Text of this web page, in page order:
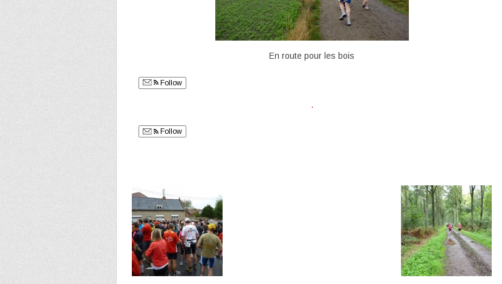
En route pour les bois
Follow
.
Follow